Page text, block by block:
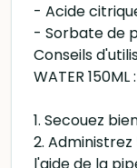
- Acide
- Sorbate de
Conseils
WATER 150ML :
1. Secouez
2.